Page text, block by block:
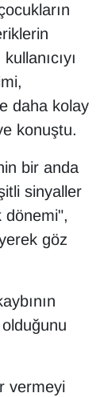
daha kolay
konuştu.
bir anda
sinyaller
dönemi",
göz
vermeyi